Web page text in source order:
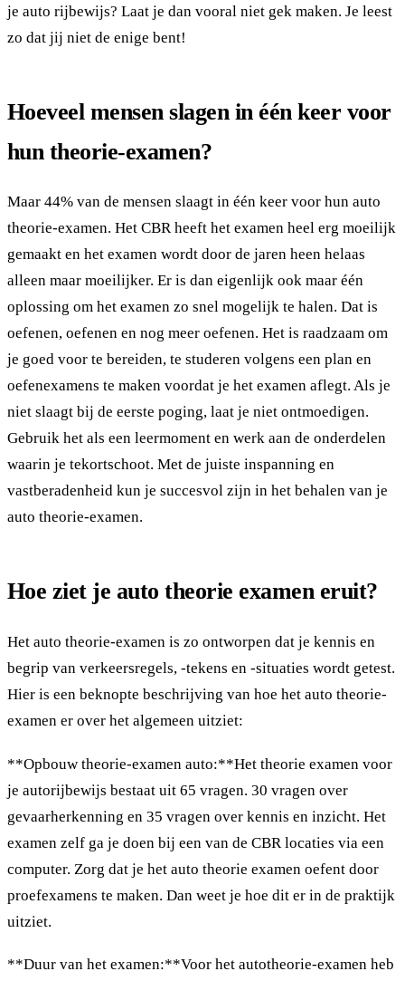
je auto rijbewijs? Laat je dan vooral niet gek maken. Je leest
zo dat jij niet de enige bent!
Hoeveel mensen slagen in één keer voor
hun theorie-examen?
Maar 44% van de mensen slaagt in één keer voor hun auto
theorie-examen. Het CBR heeft het examen heel erg moeilijk
gemaakt en het examen wordt door de jaren heen helaas
alleen maar moeilijker. Er is dan eigenlijk ook maar één
oplossing om het examen zo snel mogelijk te halen. Dat is
oefenen, oefenen en nog meer oefenen. Het is raadzaam om
je goed voor te bereiden, te studeren volgens een plan en
oefenexamens te maken voordat je het examen aflegt. Als je
niet slaagt bij de eerste poging, laat je niet ontmoedigen.
Gebruik het als een leermoment en werk aan de onderdelen
waarin je tekortschoot. Met de juiste inspanning en
vastberadenheid kun je succesvol zijn in het behalen van je
auto theorie-examen.
Hoe ziet je auto theorie examen eruit?
Het auto theorie-examen is zo ontworpen dat je kennis en
begrip van verkeersregels, -tekens en -situaties wordt getest.
Hier is een beknopte beschrijving van hoe het auto theorie-
examen er over het algemeen uitziet:
**Opbouw theorie-examen auto:**Het theorie examen voor
je autorijbewijs bestaat uit 65 vragen. 30 vragen over
gevaarherkenning en 35 vragen over kennis en inzicht. Het
examen zelf ga je doen bij een van de CBR locaties via een
computer. Zorg dat je het auto theorie examen oefent door
proefexamens te maken. Dan weet je hoe dit er in de praktijk
uitziet.
**Duur van het examen:**Voor het autotheorie-examen heb